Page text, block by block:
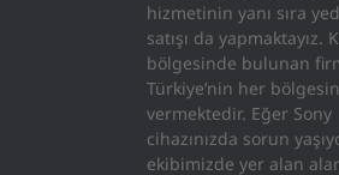
hizmetinin yanı sıra
satışı da yapmaktayız.
bölgesinde bulunan
Türkiye’nin her
vermektedir. Eğer Sony
cihazınızda sorun
ekibimizde yer alan